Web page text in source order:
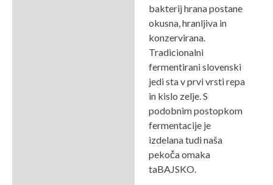
bakterij hrana postane
okusna, hranljiva in
konzervirana.
Tradicionalni
fermentirani slovenski
jedi sta v prvi vrsti repa
in kislo zelje. S
podobnim postopkom
fermentacije je
izdelana tudi naša
pekoča omaka
taBAJSKO.